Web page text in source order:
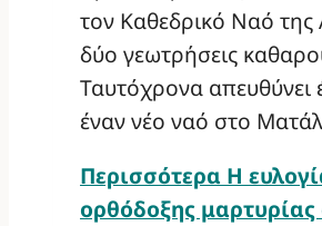
τον Καθεδρικό Ναό της
δύο γεωτρήσεις
Ταυτόχρονα απευθύνει
έναν νέο ναό στο
Περισσότερα Η
ορθόδοξης